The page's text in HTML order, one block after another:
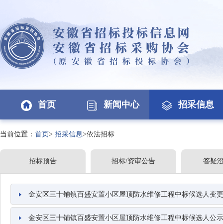
首页 新闻中心 招采信息
当前位置： 首页> 招采信息>依法招标
招标预告 招标/资审公告 答疑
金安区三十铺镇百盛安置小区屋顶防水维修工程中标候选人变
金安区三十铺镇百盛安置小区屋顶防水维修工程中标候选人公示